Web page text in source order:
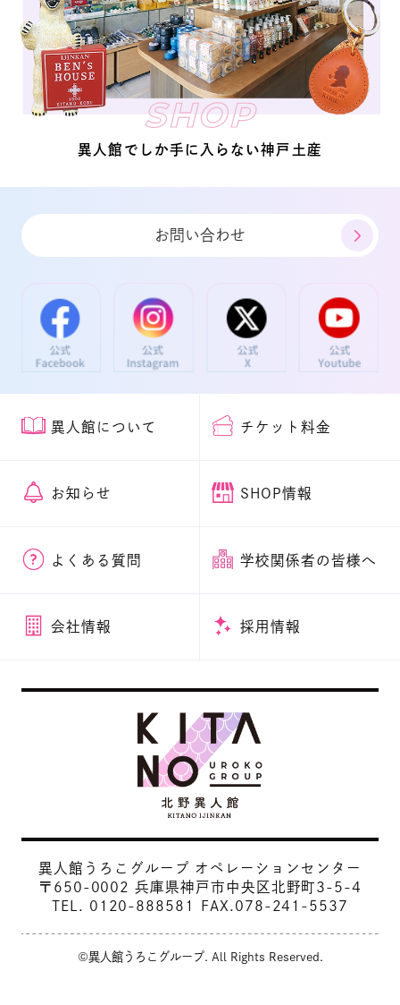
SHOP
異人館でしか手に入らない神戸土産
お問い合わせ
異人館について チケット料金
お知らせ SHOP情報
よくある質問 学校関係者の皆様へ
会社情報 採用情報
異人館うろこグループ オペレーションセンター
〒650-0002 兵庫県神戸市中央区北野町3-5-4
TEL. 0120-888581 FAX.078-241-5537
©異人館うろこグループ. All Rights Reserved.